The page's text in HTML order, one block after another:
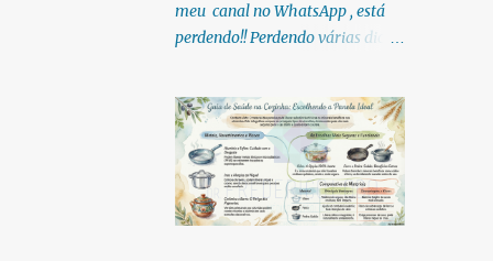
meu canal no WhatsApp , está
perdendo!! Perdendo várias dicas,
infográficos, o link para
download dos meus e-books.
Para acessar clique no link:
https://whatsapp.com/channel/0
029Vb6U4AqKgsNzkBhubA40